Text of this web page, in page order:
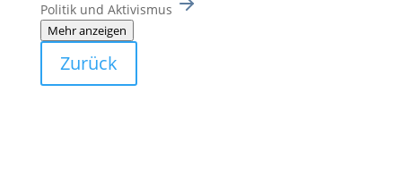
Politik und Aktivismus
Mehr anzeigen
Zurück